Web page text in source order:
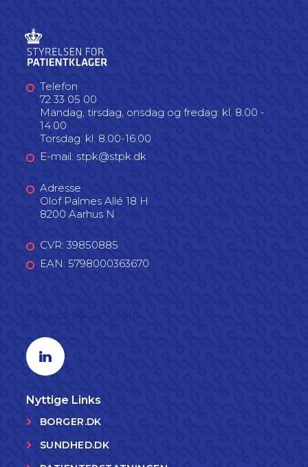
Telefon
72 33 05 00
Mandag, tirsdag, onsdag og fredag: kl. 8.00 -
14.00
Torsdag: kl. 8.00-16.00
E-mail: stpk@stpk.dk
Adresse
Olof Palmes Allé 18 H
8200 Aarhus N
CVR: 39850885
EAN: 5798000363670
Linkedin profil
Nyttige Links
BORGER.DK
SUNDHED.DK